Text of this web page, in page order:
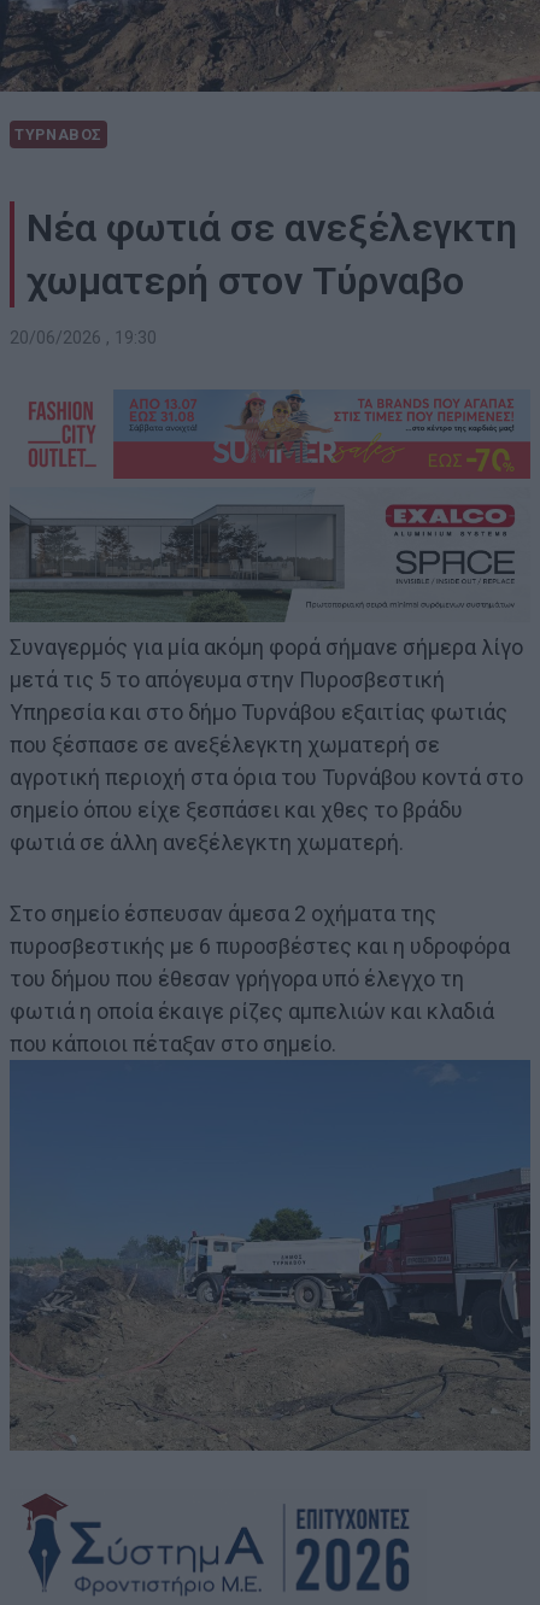
ΤΥΡΝΑΒΟΣ
Νέα φωτιά σε ανεξέλεγκτη
χωματερή στον Τύρναβο
20/06/2026 , 19:30
Συναγερμός για μία ακόμη φορά σήμανε σήμερα λίγο
μετά τις 5 το απόγευμα στην Πυροσβεστική
Υπηρεσία και στο δήμο Τυρνάβου εξαιτίας φωτιάς
που ξέσπασε σε ανεξέλεγκτη χωματερή σε
αγροτική περιοχή στα όρια του Τυρνάβου κοντά στο
σημείο όπου είχε ξεσπάσει και χθες το βράδυ
φωτιά σε άλλη ανεξέλεγκτη χωματερή.
Στο σημείο έσπευσαν άμεσα 2 οχήματα της
πυροσβεστικής με 6 πυροσβέστες και η υδροφόρα
του δήμου που έθεσαν γρήγορα υπό έλεγχο τη
φωτιά η οποία έκαιγε ρίζες αμπελιών και κλαδιά
που κάποιοι πέταξαν στο σημείο.